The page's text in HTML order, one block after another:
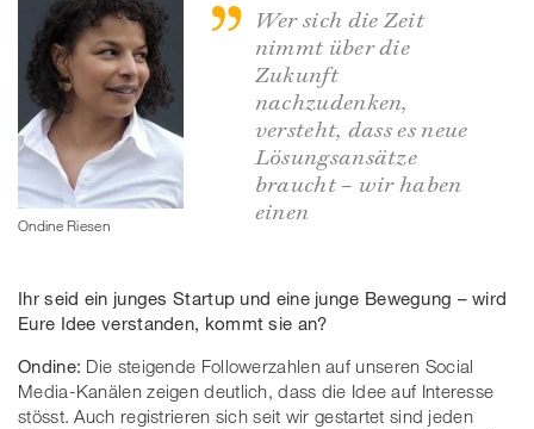
Ondine Riesen
Wer sich die Zeit
nimmt über die
Zukunft
nachzudenken,
versteht, dass es neue
Lösungsansätze
braucht – wir haben
einen
Ihr seid ein junges Startup und eine junge Bewegung – wird
Eure Idee verstanden, kommt sie an?
Ondine: Die steigende Followerzahlen auf unseren Social
Media-Kanälen zeigen deutlich, dass die Idee auf Interesse
stösst. Auch registrieren sich seit wir gestartet sind jeden